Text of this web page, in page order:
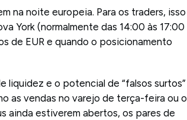
na noite europeia. Para os traders, isso
York (normalmente das 14:00 às 17:00
de EUR e quando o posicionamento
liquidez e o potencial de “falsos surtos”
as vendas no varejo de terça-feira ou o
ainda estiverem abertos, os pares de